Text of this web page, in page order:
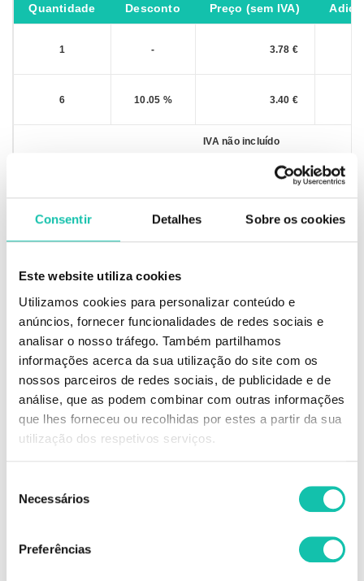
Consentir Detalhes Sobre os cookies
Este website utiliza cookies
Utilizamos cookies para personalizar conteúdo e
anúncios, fornecer funcionalidades de redes sociais e
analisar o nosso tráfego. Também partilhamos
informações acerca da sua utilização do site com os
nossos parceiros de redes sociais, de publicidade e de
análise, que as podem combinar com outras informações
que lhes forneceu ou recolhidas por estes a partir da sua
utilização dos respetivos serviços.
Necessários
Preferências
Quantidade Desconto Preço (sem IVA)
1 - 3.78 €
6 10.05 % 3.40 €
IVA não incluído
DESCRIÇÃO
Ian Zachary INNOVE coloração sem amoníaco 100ml
Coloração permanente capilar sem amoníaco e com poder aclarador.
Aclara os cabelos em até 3 tons!
A sua fórmula inclui óleo de milho para proteger o couro cabeludo sem
diminuir a cobertura de cor, ácido oleico (agente hidratante e emoliente),
bisabolol, derivado do óleo de jojoba, óleo de moringa, ácido hialurônico,
perfume frutado.
23 cores formuladas delicadamente para alcançar a mesma cobertura
revelador de 5 volumes, atuam para tonificar os cabelos brancos e
madeixas.
Comprar Coloração sem amoníaco Innove IAN ZACHARY MELHOR
PREÇO | Comprar IAN ZACHARY Coloração sem amoníaco Innove